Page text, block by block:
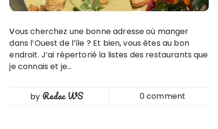
Vous cherchez une bonne adresse où manger
dans l’Ouest de l’île ? Et bien, vous êtes au bon
endroit. J’ai répertorié la listes des restaurants que
je connais et je…
by Redac WS 0 comment